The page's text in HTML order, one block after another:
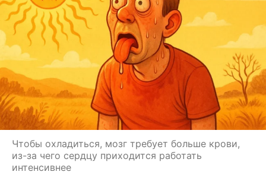
Чтобы охладиться, мозг требует больше крови,
из-за чего сердцу приходится работать
интенсивнее